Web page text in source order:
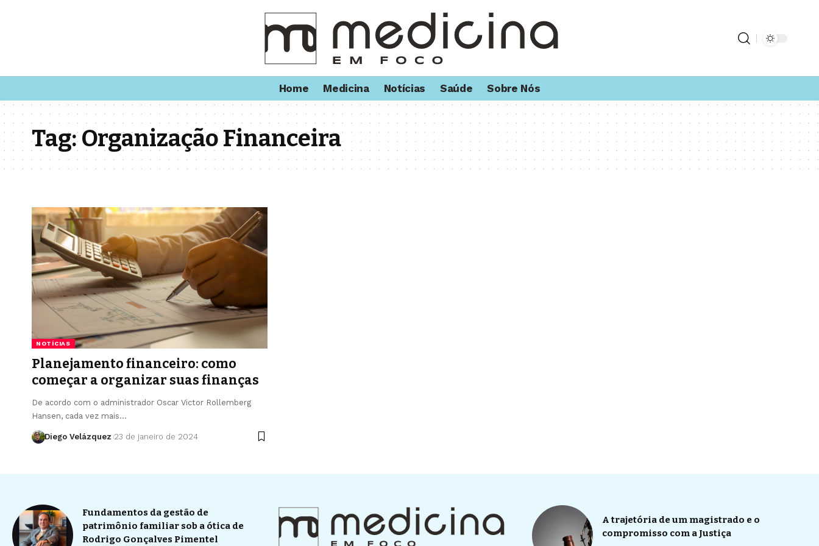
Home Medicina Notícias Saúde Sobre Nós
Tag:Organização Financeira
NOTÍCIAS
Planejamento financeiro: como
começar a organizar suas finanças
De acordo com o administrador Oscar Victor Rollemberg
Hansen, cada vez mais…
Diego Velázquez 23 de janeiro de 2024
Fundamentos da gestão de
patrimônio familiar sob a ótica de
Rodrigo Gonçalves Pimentel
A trajetória de um magistrado e o
compromisso com a Justiça